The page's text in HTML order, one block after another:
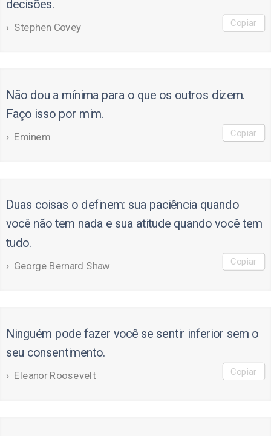
decisões.
Stephen Covey Copiar
Não dou a mínima para o que os outros dizem.
Faço isso por mim.
Eminem Copiar
Duas coisas o definem: sua paciência quando
você não tem nada e sua atitude quando você tem
tudo.
George Bernard Shaw Copiar
Ninguém pode fazer você se sentir inferior sem o
seu consentimento.
Eleanor Roosevelt Copiar